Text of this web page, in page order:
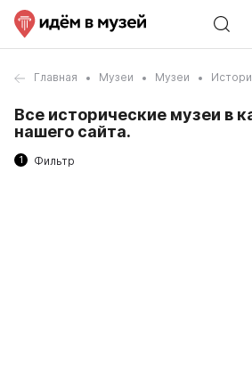
Главная Музеи Музеи
Все исторические музеи в
нашего сайта.
1 Фильтр